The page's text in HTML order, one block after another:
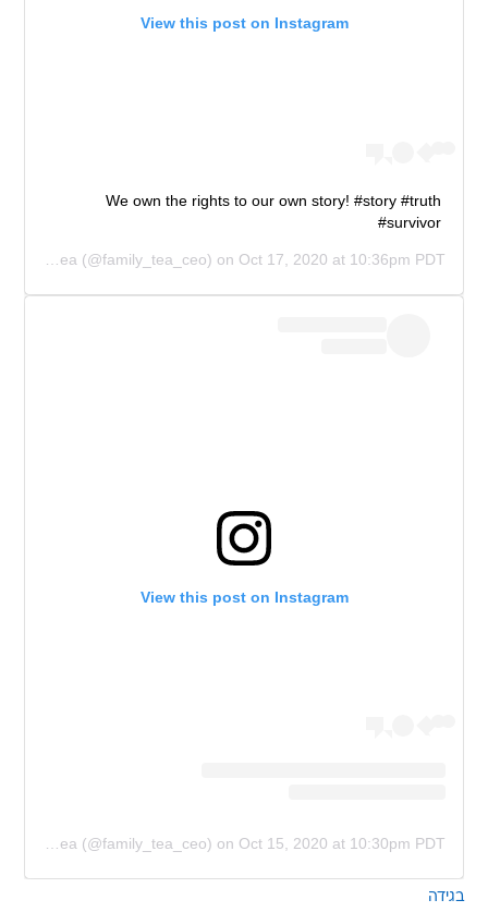
View this post on Instagram
We own the rights to our own story! #story #truth
#survivor
CEO of Family Tea(@family_tea_ceo) on Oct 17, 2020 at 10:36pm PDT
View this post on Instagram
A post shared by CEO of Family Tea (@family_tea_ceo) on Oct 15, 2020 at 10:30pm PDT
בגידה